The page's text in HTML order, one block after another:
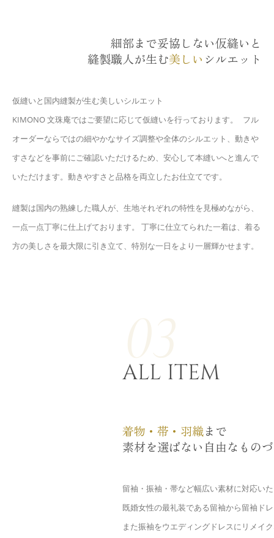
細部まで妥協しない仮縫いと
縫製職人が生む美しい シルエット
仮縫いと国内縫製が生む美しいシルエット
KIMONO 文珠庵ではご要望に応じて仮縫いを行っております。 フル
オーダーならではの細やかなサイズ調整や全体のシルエット、動きや
すさなどを事前にご確認いただけるため、安心して本縫いへと進んで
いただけます。動きやすさと品格を両立したお仕立てです。
縫製は国内の熟練した職人が、生地それぞれの特性を見極めながら、
一点一点丁寧に仕上げております。 丁寧に仕立てられた一着は、着る
方の美しさを最大限に引き立て、特別な一日をより一層輝かせます。
ALL ITEM
着物・帯・羽織まで
素材を選ばない自由なもの
留袖・振袖・帯など幅広い素材に対応い
既婚女性の最礼装である留袖から留袖ド
また振袖をウエディングドレスにリメイ